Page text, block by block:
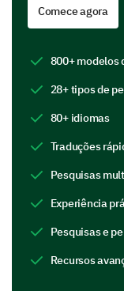
When would
Date format:
Format: mm-dd-
Date format:
Format: mm-dd-
Comece agora
800+ modelos
28+ tipos de
80+ idiomas
Traduções
Pesquisas
Experiência
Pesquisas e
Recursos